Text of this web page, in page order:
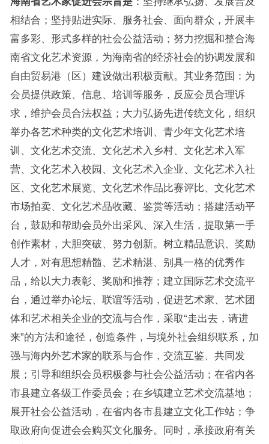
相结合；坚持贴进实际、服务社会、面向群众，开展丰
富多彩、形式多样的社会公益活动；努力挖掘和整合海
南省文化艺术资源，为海南省的经济社会的协调发展和
自由贸易港（区）建设做出积极贡献。其业务范围：为
会员提供政策、信息、培训等服务，反应会员合理诉
求，维护会员合法权益；大力弘扬先进传统文化，组织
举办各艺术种类的文化艺术培训、青少年文化艺术培
训、文化艺术交流、文化艺术入乡村、文化艺术入军
营、文化艺术入校园、文化艺术入企业、文化艺术入社
区、文化艺术展览、文化艺术作品比赛评比、文化艺术
市场拍卖、文化艺术品收藏、鉴赏等活动；搭建活动平
台，鼓励和帮助会员外出采风、深入生活，提取第一手
创作素材，大胆突破、努力创新。树立精品意识、奖励
人才，对有思想精髓、艺术精湛、别具一格的优秀作
品，给以大力表彰、奖励和推荐；建立国际艺术交流平
台，通过举办论坛、联谊等活动，促进艺术家、艺术团
体和艺术相关企业的交流与合作，采取“走出去，请进
来”的方法和途径，创造条件，与境外社会组织联系，加
强与海内外艺术家的联系与合作，交流互鉴、共同发
展；引导和组织会员积极参与社会公益活动；在省内各
市县建立各级工作委员会；在乡镇建立艺术交流基地；
展开社会公益活动，在省内各市县建立文化工作站；争
取政府向促进会会购买文化服务。同时，承接政府有关